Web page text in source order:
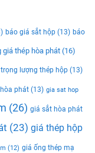
báo giá sắt hộp (13) báo
giá thép hòa phát (16)
lượng thép hộp (13)
phát (13) gia sat hop
(26) giá sắt hòa phát
(23) giá thép hộp
(12) giá ống thép mạ